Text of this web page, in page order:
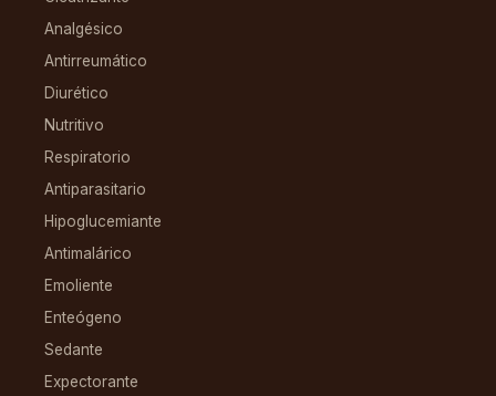
Analgésico
Antirreumático
Diurético
Nutritivo
Respiratorio
Antiparasitario
Hipoglucemiante
Antimalárico
Emoliente
Enteógeno
Sedante
Expectorante